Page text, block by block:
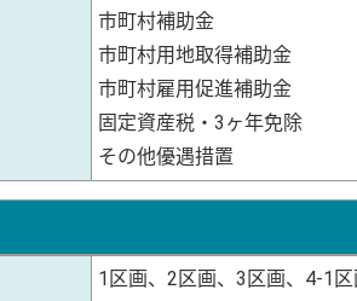
市町村補助金
市町村用地取得補助金
市町村雇用促進補助金
固定資産税・3ヶ年免除
その他優遇措置
1区画、2区画、3区画、4-1